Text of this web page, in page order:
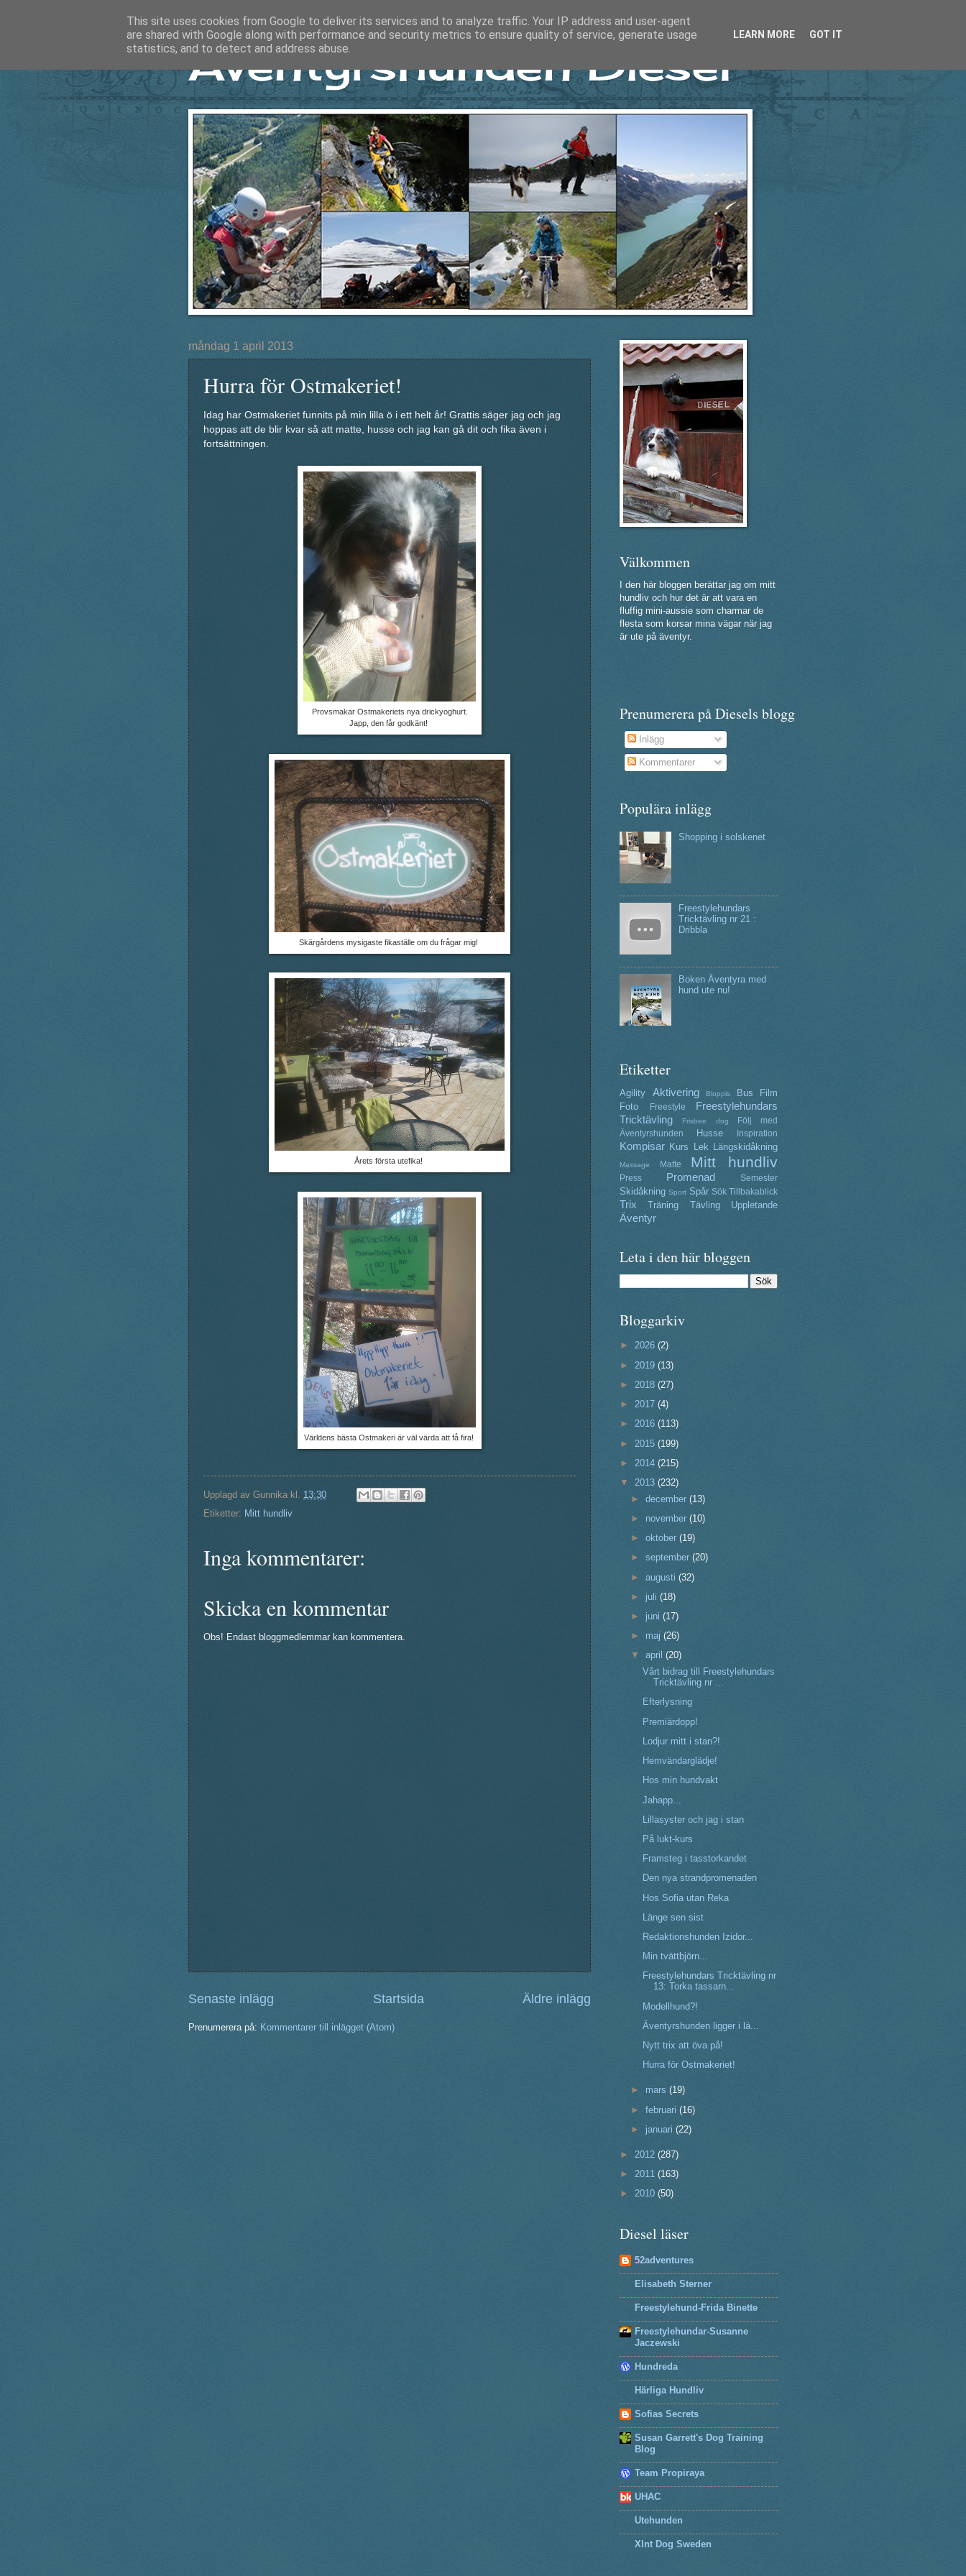
Äventyrshunden Diesel
måndag 1 april 2013
Hurra för Ostmakeriet!
Idag har Ostmakeriet funnits på min lilla ö i ett helt år! Grattis säger jag och jag
hoppas att de blir kvar så att matte, husse och jag kan gå dit och fika även i
fortsättningen.
Provsmakar Ostmakeriets nya drickyoghurt.
Japp, den får godkänt!
Skärgårdens mysigaste fikaställe om du frågar mig!
Årets första utefika!
Världens bästa Ostmakeri är väl värda att få fira!
Upplagd av Gunnika kl. 13:30
Etiketter: Mitt hundliv
Inga kommentarer:
Skicka en kommentar
Obs! Endast bloggmedlemmar kan kommentera.
Senaste inlägg Äldre inlägg
Startsida
Prenumerera på: Kommentarer till inlägget (Atom)
Välkommen
I den här bloggen berättar jag om mitt
hundliv och hur det är att vara en
fluffig mini-aussie som charmar de
flesta som korsar mina vägar när jag
är ute på äventyr.
Prenumerera på Diesels blogg
Inlägg
Kommentarer
Populära inlägg
Shopping i solskenet
Freestylehundars
Tricktävling nr 21 :
Dribbla
Boken Äventyra med
hund ute nu!
Etiketter
Agility Aktivering Bloppis Bus
Film
Foto
Freestyle
Freestylehundars
Tricktävling
Frisbee dog
Följ med
Äventyrshunden
Husse Inspiration
Kompisar Kurs Lek Längskidåkning
Massage Matte Mitt hundliv
Press Promenad Semester
Skidåkning Sport Spår Sök Tillbakablick
Trix Träning Tävling Uppletande
Äventyr
Leta i den här bloggen
Bloggarkiv
► 2026 (2)
► 2019 (13)
► 2018 (27)
► 2017 (4)
► 2016 (113)
► 2015 (199)
► 2014 (215)
▼ 2013 (232)
►december(13)
► november(10)
►oktober(19)
►september(20)
►augusti(32)
► juli(18)
► juni(17)
► maj(26)
▼april(20)
Vårt bidrag till Freestylehundars
Tricktävling nr ...
Efterlysning
Premiärdopp!
Lodjur mitt i stan?!
Hemvändarglädje!
Hos min hundvakt
Jahapp...
Lillasyster och jag i stan
På lukt-kurs
Framsteg i tasstorkandet
Den nya strandpromenaden
Hos Sofia utan Reka
Länge sen sist
Redaktionshunden Izidor...
Min tvättbjörn...
Freestylehundars Tricktävling nr
13: Torka tassarn...
Modellhund?!
Äventyrshunden ligger i lä...
Nytt trix att öva på!
Hurra för Ostmakeriet!
► mars(19)
►februari(16)
► januari(22)
► 2012 (287)
► 2011 (163)
► 2010 (50)
Diesel läser
52adventures
Elisabeth Sterner
Freestylehund-Frida Binette
Freestylehundar-Susanne
Jaczewski
Hundreda
Härliga Hundliv
Sofias Secrets
Susan Garrett's Dog Training
Blog
Team Propiraya
UHAC
Utehunden
Xlnt Dog Sweden
This site uses cookies from Google to deliver its services and to analyze traffic. Your IP address and user-agent
are shared with Google along with performance and security metrics to ensure quality of service, generate usage
statistics, and to detect and address abuse.
LEARN MORE GOT IT